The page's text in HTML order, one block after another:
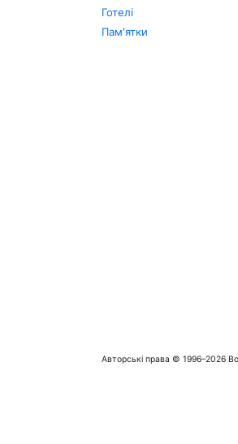
Готелі
Пам'ятки
Авторські права © 1996–2026